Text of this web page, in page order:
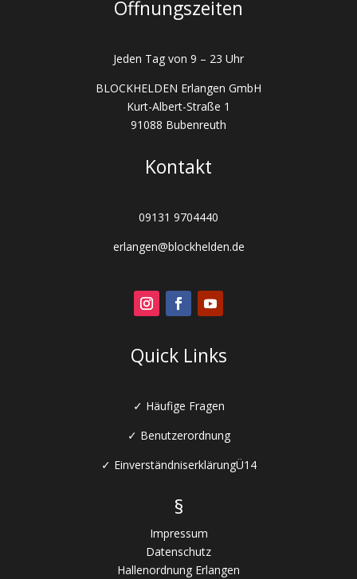
Öffnungszeiten
Jeden Tag von 9 – 23 Uhr
BLOCKHELDEN Erlangen GmbH
Kurt-Albert-Straße 1
91088 Bubenreuth
Kontakt
09131 9704440
erlangen@blockhelden.de
Quick Links
✓ Häufige Fragen
✓ Benutzerordnung
✓ EinverständniserklärungÜ14
§
Impressum
Datenschutz
Hallenordnung Erlangen